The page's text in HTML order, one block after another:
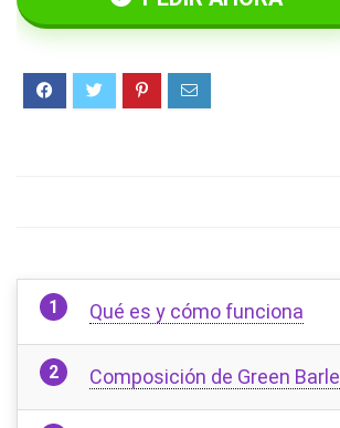
Qué es y cómo funciona
Composición de Green